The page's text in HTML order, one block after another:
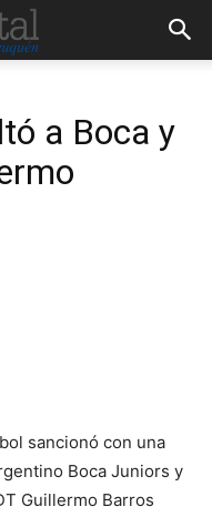
a Boca y
sancionó con una
Boca Juniors y
Guillermo Barros